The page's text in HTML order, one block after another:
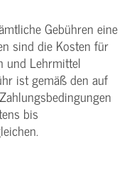
Gebühren eine
sind die Kosten für
und Lehrmittel
ist gemäß den auf
bis